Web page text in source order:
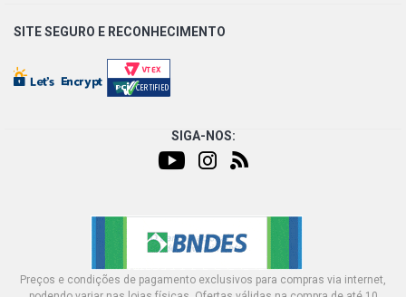
SITE SEGURO E RECONHECIMENTO
SIGA-NOS:
Preços e condições de pagamento exclusivos para compras via internet,